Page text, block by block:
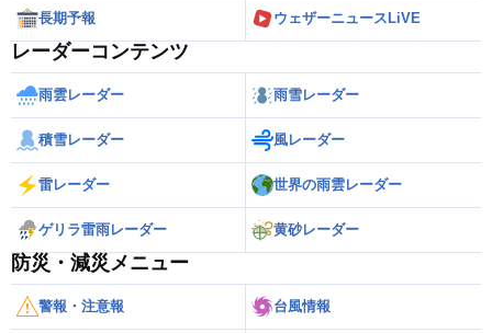
長期予報 ウェザーニュースLiVE
レーダーコンテンツ
雨雲レーダー 雨雪レーダー
積雪レーダー 風レーダー
雷レーダー 世界の雨雲レーダー
ゲリラ雷雨レーダー 黄砂レーダー
防災・減災メニュー
警報・注意報 台風情報